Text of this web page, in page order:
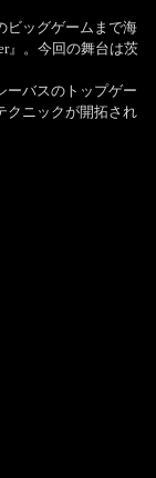
ビッグゲームまで海
』。今回の舞台は茨
ーバスのトップゲー
クニックが開拓され